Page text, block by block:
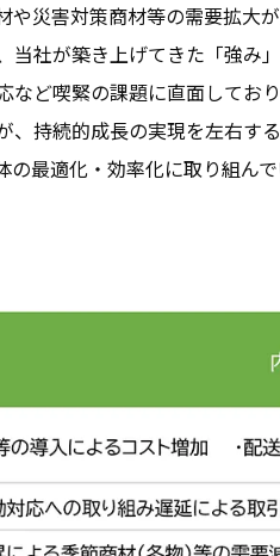
災害対策商材等の需要拡
社が築き上げてきた「強
ど喫緊の課題に直面してお
持続的成長の実現を左右
最適化・効率化に取り組んで